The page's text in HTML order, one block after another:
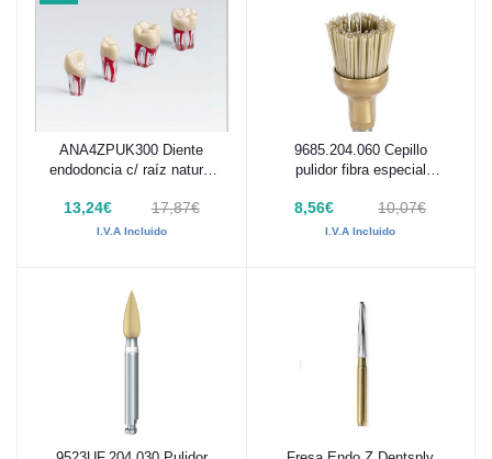
Añadir al carrito
ANA4ZPUK300 Diente
endodoncia c/ raíz natural
13,24€ 17,87€
I.V.A Incluido
Añadir al carrito
9685.204.060 Cepillo
pulidor fibra especial
8,56€ 10,07€
I.V.A Incluido